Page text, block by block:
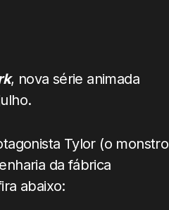
, nova série animada
Tylor (o monstro
da fábrica
abaixo: